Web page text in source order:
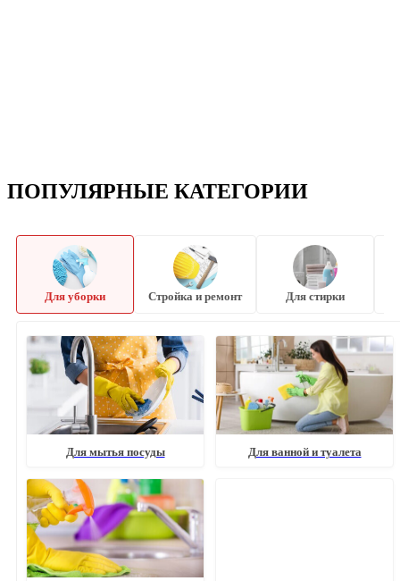
ПОПУЛЯРНЫЕ КАТЕГОРИИ
Для уборки Стройка и ремонт Для стирки
Для мытья посуды Для ванной и туалета